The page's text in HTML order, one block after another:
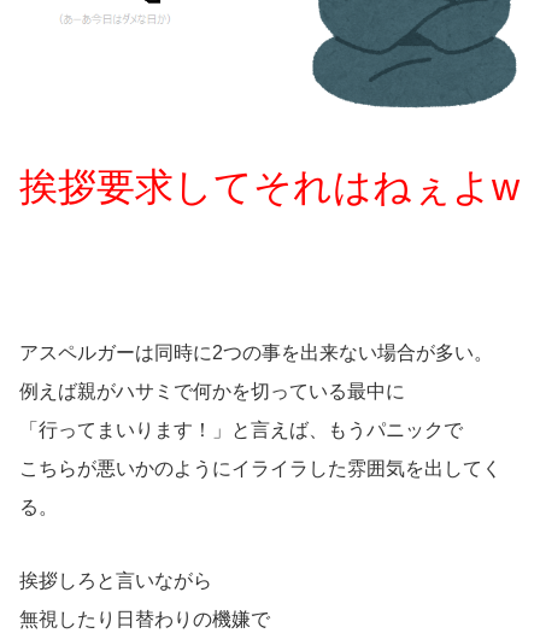
挨拶要求してそれはねぇよw
アスペルガーは同時に2つの事を出来ない場合が多い。
例えば親がハサミで何かを切っている最中に
「行ってまいります！」と言えば、もうパニックで
こちらが悪いかのようにイライラした雰囲気を出してく
る。
挨拶しろと言いながら
無視したり日替わりの機嫌で